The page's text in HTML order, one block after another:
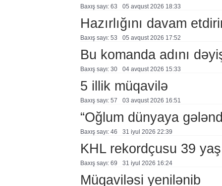
Baxış sayı: 63 05 avqust 2026 18:33
Hazırlığını davam
Baxış sayı: 53 05 avqust 2026 17:52
Bu komanda adını
Baxış sayı: 30 04 avqust 2026 15:33
5 illik müqavilə
Baxış sayı: 57 03 avqust 2026 16:51
“Oğlum dünyaya
Baxış sayı: 46 31 i̇yul 2026 22:39
KHL rekordçusu 39
Baxış sayı: 69 31 i̇yul 2026 16:24
Müqaviləsi yenilənib